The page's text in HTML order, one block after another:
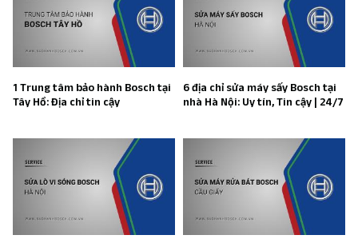
1 Trung tâm bảo hành Bosch tại
Tây Hồ: Địa chỉ tin cậy
6 địa chỉ sửa máy sấy Bosch tại
nhà Hà Nội: Uy tín, Tin cậy | 24/7